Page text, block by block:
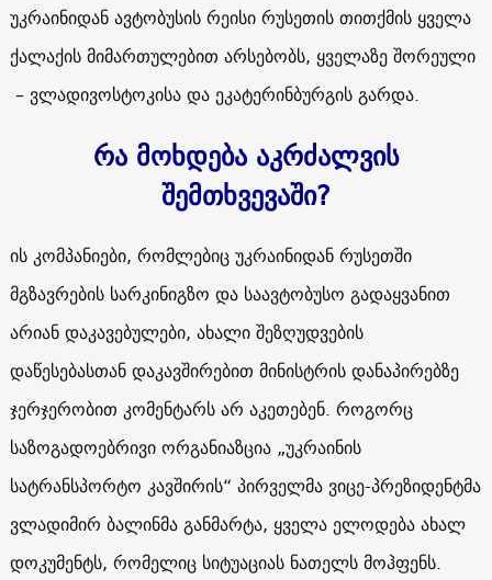
უკრაინიდან ავტობუსის რეისი რუსეთის თითქმის ყველა
ქალაქის მიმართულებით არსებობს, ყველაზე შორეული
– ვლადივოსტოკისა და ეკატერინბურგის გარდა.
რა მოხდება აკრძალვის
შემთხვევაში?
ის კომპანიები, რომლებიც უკრაინიდან რუსეთში
მგზავრების სარკინიგზო და საავტობუსო გადაყვანით
არიან დაკავებულები, ახალი შეზღუდვების
დაწესებასთან დაკავშირებით მინისტრის დანაპირებზე
ჯერჯერობით კომენტარს არ აკეთებენ. როგორც
საზოგადოებრივი ორგანიაზცია „უკრაინის
სატრანსპორტო კავშირის“ პირველმა ვიცე-პრეზიდენტმა
ვლადიმირ ბალინმა განმარტა, ყველა ელოდება ახალ
დოკუმენტს, რომელიც სიტუაციას ნათელს მოჰფენს.